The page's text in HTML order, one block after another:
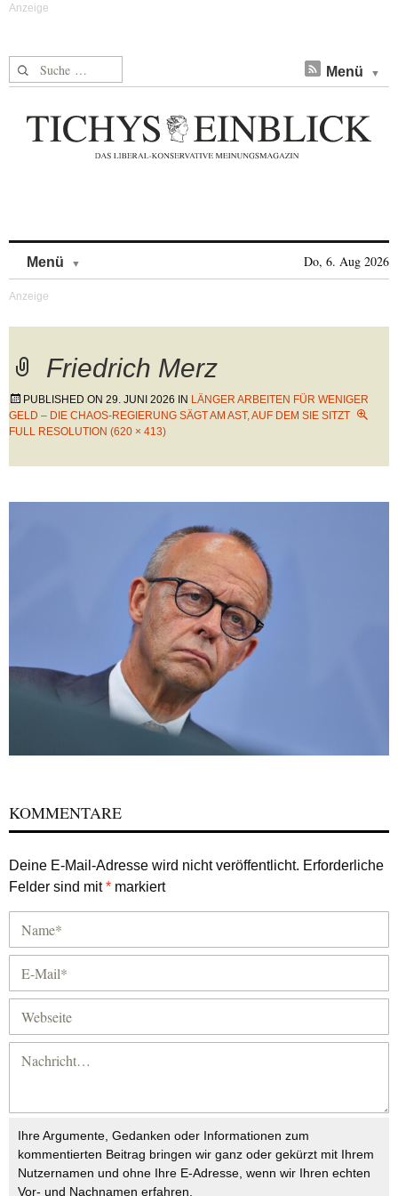
Suche nach: Menü
Menü Do, 6. Aug 2026
Friedrich Merz
PUBLISHED ON 29. JUNI 2026 IN LÄNGER ARBEITEN FÜR WENIGER
GELD – DIE CHAOS-REGIERUNG SÄGT AM AST, AUF DEM SIE SITZT
FULL RESOLUTION (620 × 413)
KOMMENTARE
Deine E-Mail-Adresse wird nicht veröffentlicht. Erforderliche
Felder sind mit* markiert
Ihre Argumente, Gedanken oder Informationen zum
kommentierten Beitrag bringen wir ganz oder gekürzt mit Ihrem
Nutzernamen und ohne Ihre E-Adresse, wenn wir Ihren echten
Vor- und Nachnamen erfahren.